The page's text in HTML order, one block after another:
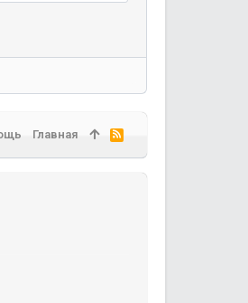
Главная
R
S
S